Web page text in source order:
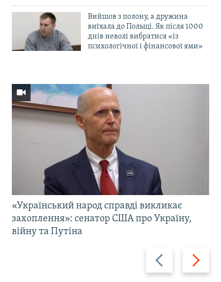
Вийшов з полону, а дружина
виїхала до Польщі. Як після 1000
днів неволі вибратися «із
психологічної і фінансової ями»
Назад Вперед
«Український народ справді викликає
захоплення»: сенатор США про Україну,
війну та Путіна